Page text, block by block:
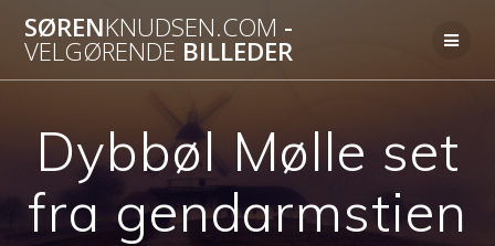
to
content
SØRENKNUDSEN.COM -
VELGØRENDE BILLEDER
Dybbøl Mølle set
fra gendarmstien